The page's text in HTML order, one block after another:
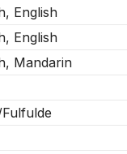
English
English
Mandarin